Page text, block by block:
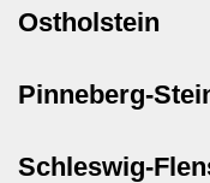
Ostholstein
Pinneberg-
Schleswig-